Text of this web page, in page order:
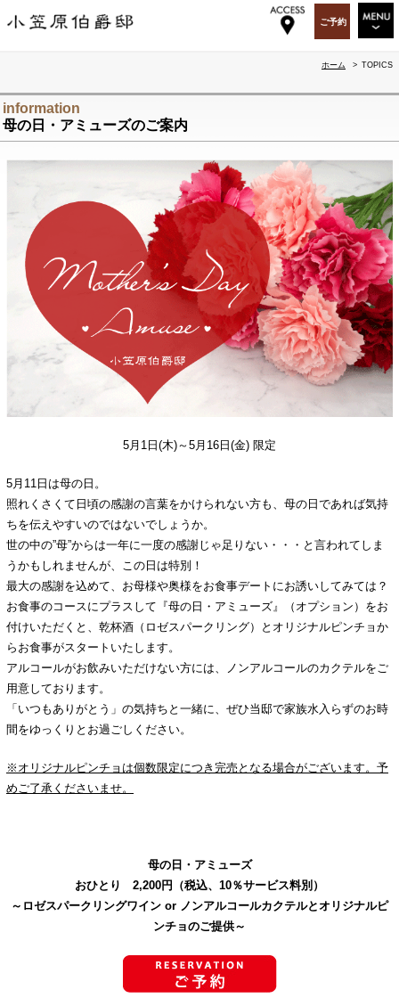
ご予約
WEDDING&PARTY
PARTY&EVENT
OGA BAR & GIFT
TOPICS
OGASAWARA-TEI
ABOUT US
RECRUIT
ACCESS
SITEMAP
ENGLISH
ご予約
ホーム > TOPICS
information
母の日・アミューズのご案内
5月1日(木)～5月16日(金) 限定
5月11日は母の日。
照れくさくて日頃の感謝の言葉をかけられない方も、母の日であれば気持
ちを伝えやすいのではないでしょうか。
世の中の”母”からは一年に一度の感謝じゃ足りない・・・と言われてしま
うかもしれませんが、この日は特別！
最大の感謝を込めて、お母様や奥様をお食事デートにお誘いしてみては？
お食事のコースにプラスして『母の日・アミューズ』（オプション）をお
付けいただくと、乾杯酒（ロゼスパークリング）とオリジナルピンチョか
らお食事がスタートいたします。
アルコールがお飲みいただけない方には、ノンアルコールのカクテルをご
用意しております。
「いつもありがとう」の気持ちと一緒に、ぜひ当邸で家族水入らずのお時
間をゆっくりとお過ごしください。
※オリジナルピンチョは個数限定につき完売となる場合がございます。予
めご了承くださいませ。
母の日・アミューズ
おひとり 2,200円（税込、10％サービス料別）
～ロゼスパークリングワイン or ノンアルコールカクテルとオリジナルピ
ンチョのご提供～